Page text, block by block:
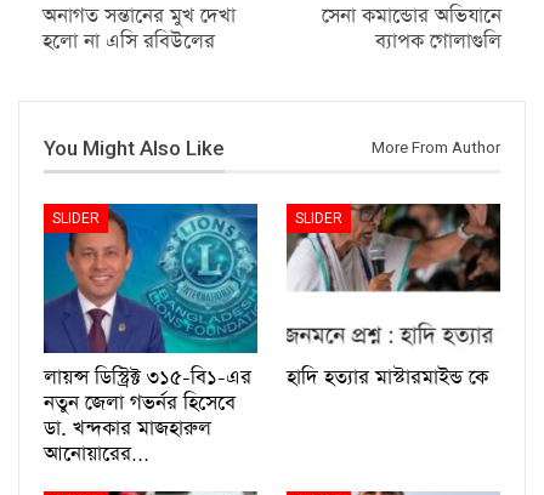
অনাগত সন্তানের মুখ দেখা
হলো না এসি রবিউলের
সেনা কমান্ডোর অভিযানে
ব্যাপক গোলাগুলি
You Might Also Like More From Author
SLIDER
লায়ন্স ডিস্ট্রিক্ট ৩১৫-বি১-এর
নতুন জেলা গভর্নর হিসেবে
ডা. খন্দকার মাজহারুল
আনোয়ারের…
SLIDER
হাদি হত্যার মাস্টারমাইন্ড কে